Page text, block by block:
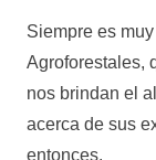
Siempre es
Agroforestales,
nos brindan el
acerca de sus
entonces.